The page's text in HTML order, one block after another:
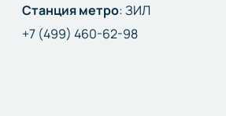
Станция метро:ЗИЛ
+7 (499) 460-62-98